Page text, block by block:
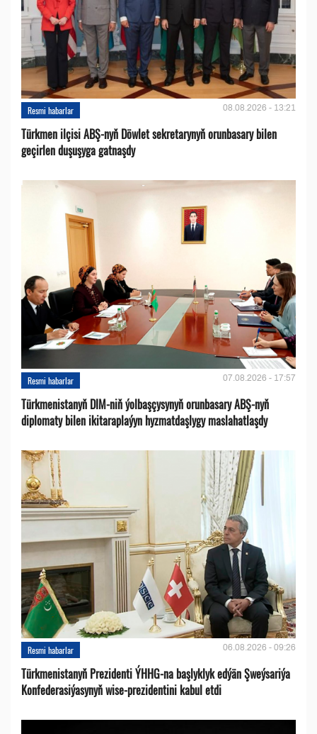
Resmi habarlar 08.08.2026 - 13:21
Türkmen ilçisi ABŞ-nyň Döwlet sekretarynyň orunbasary bilen
geçirlen duşuşyga gatnaşdy
Resmi habarlar 07.08.2026 - 17:57
Türkmenistanyň DIM-niň ýolbaşçysynyň orunbasary ABŞ-nyň
diplomaty bilen ikitaraplaýyn hyzmatdaşlygy maslahatlaşdy
Resmi habarlar 06.08.2026 - 09:26
Türkmenistanyň Prezidenti ÝHHG-na başlyklyk edýän Şweýsariýa
Konfederasiýasynyň wise-prezidentini kabul etdi